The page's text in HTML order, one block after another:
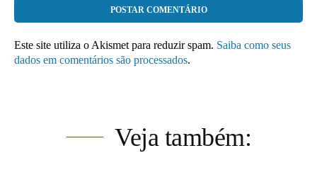
Este site utiliza o Akismet para reduzir spam. Saiba como seus
dados em comentários são processados.
Veja também: